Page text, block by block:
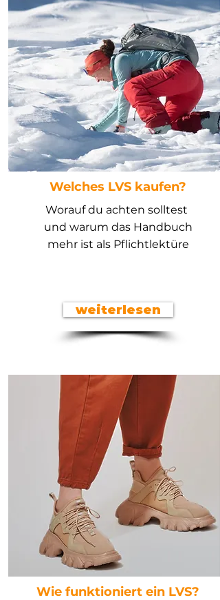
Welches LVS kaufen?
Worauf du achten solltest
und warum das Handbuch
mehr ist als Pflichtlektüre
weiterlesen
Wie funktioniert ein LVS?